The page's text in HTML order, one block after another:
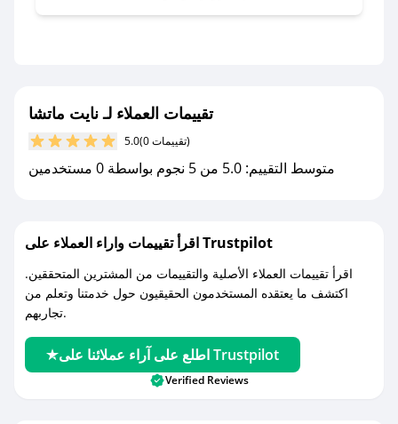
مع صحصح، تسوق بذكاء ووفّر على كل مشترياتك مع
تقييمات العملاء لـ نايت ماتشا
5.0 (0 تقييمات)
متوسط التقييم: 5.0 من 5 نجوم بواسطة 0 مستخدمين
اقرأ تقييمات واراء العملاء على Trustpilot
اقرأ تقييمات العملاء الأصلية والتقييمات من المشترين المتحققين.
اكتشف ما يعتقده المستخدمون الحقيقيون حول خدمتنا وتعلم من
تجاربهم.
اطلع على آراء عملائنا على Trustpilot
Verified Reviews